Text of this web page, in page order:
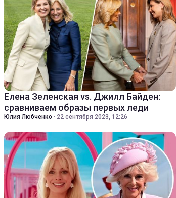
Елена Зеленская vs. Джилл Байден:
сравниваем образы первых леди
Юлия Любченко · 22 сентября 2023, 12:26